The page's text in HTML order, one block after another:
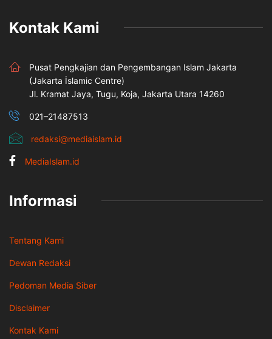
Kontak Kami
Pusat Pengkajian dan Pengembangan Islam Jakarta
(Jakarta İslamic Centre)
Jl. Kramat Jaya, Tugu, Koja, Jakarta Utara 14260
021–21487513
redaksi@mediaislam.id
MediaIslam.id
Informasi
Tentang Kami
Dewan Redaksi
Pedoman Media Siber
Disclaimer
Kontak Kami